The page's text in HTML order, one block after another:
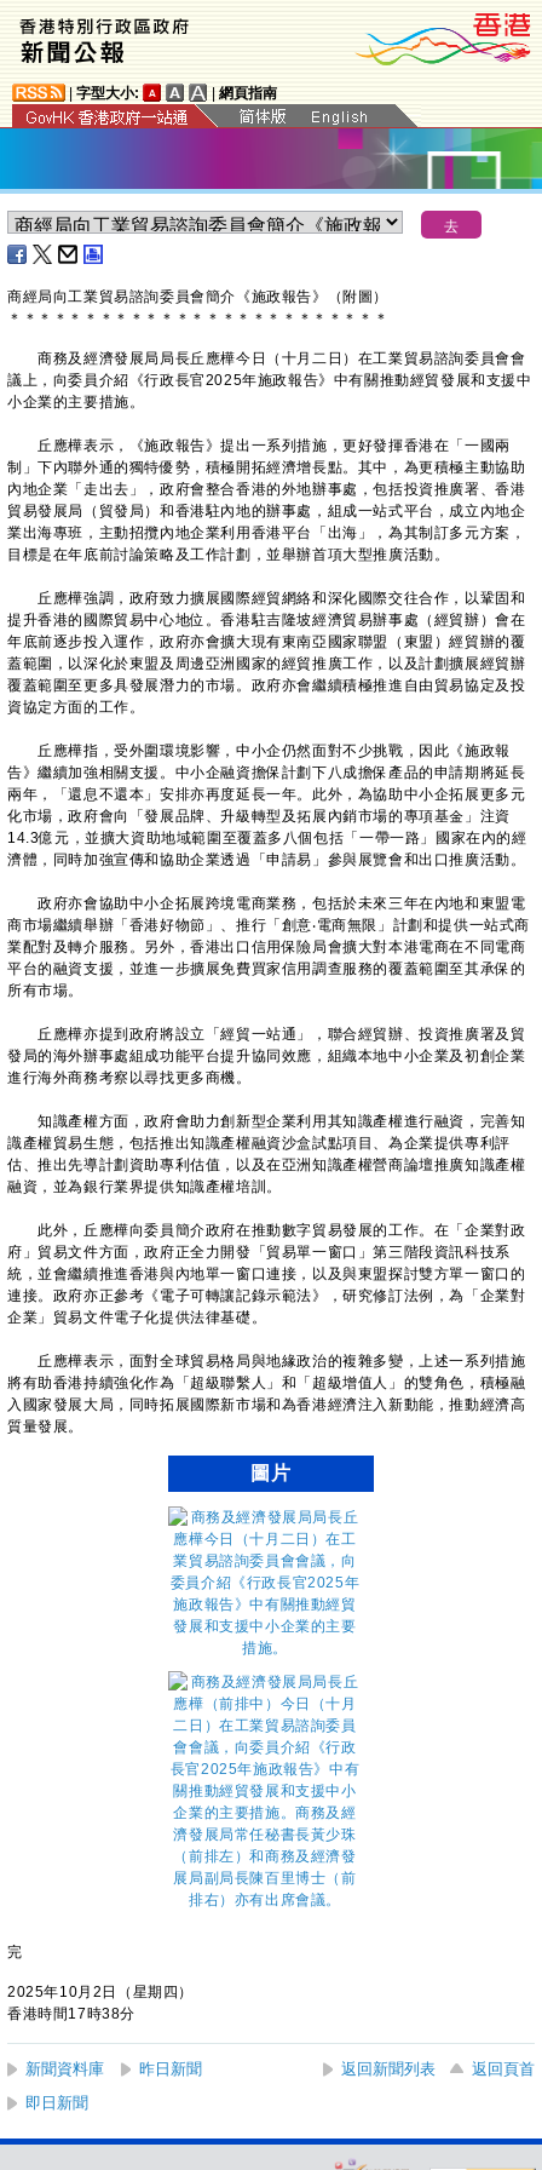
字型大小: 網頁指南
商經局向工業貿易諮詢委員會簡介《施政報告》（附圖）
＊ ＊ ＊ ＊ ＊ ＊ ＊ ＊ ＊ ＊ ＊ ＊ ＊ ＊ ＊ ＊ ＊ ＊ ＊ ＊ ＊ ＊ ＊ ＊ ＊
商務及經濟發展局局長丘應樺今日（十月二日）在工業貿易諮詢委員會會
議上，向委員介紹《行政長官2025年施政報告》中有關推動經貿發展和支援中
小企業的主要措施。
丘應樺表示，《施政報告》提出一系列措施，更好發揮香港在「一國兩
制」下內聯外通的獨特優勢，積極開拓經濟增長點。其中，為更積極主動協助
內地企業「走出去」，政府會整合香港的外地辦事處，包括投資推廣署、香港
貿易發展局（貿發局）和香港駐內地的辦事處，組成一站式平台，成立內地企
業出海專班，主動招攬內地企業利用香港平台「出海」，為其制訂多元方案，
目標是在年底前討論策略及工作計劃，並舉辦首項大型推廣活動。
丘應樺強調，政府致力擴展國際經貿網絡和深化國際交往合作，以鞏固和
提升香港的國際貿易中心地位。香港駐吉隆坡經濟貿易辦事處（經貿辦）會在
年底前逐步投入運作，政府亦會擴大現有東南亞國家聯盟（東盟）經貿辦的覆
蓋範圍，以深化於東盟及周邊亞洲國家的經貿推廣工作，以及計劃擴展經貿辦
覆蓋範圍至更多具發展潛力的市場。政府亦會繼續積極推進自由貿易協定及投
資協定方面的工作。
丘應樺指，受外圍環境影響，中小企仍然面對不少挑戰，因此《施政報
告》繼續加強相關支援。中小企融資擔保計劃下八成擔保產品的申請期將延長
兩年，「還息不還本」安排亦再度延長一年。此外，為協助中小企拓展更多元
化市場，政府會向「發展品牌、升級轉型及拓展內銷市場的專項基金」注資
14.3億元，並擴大資助地域範圍至覆蓋多八個包括「一帶一路」國家在內的經
濟體，同時加強宣傳和協助企業透過「申請易」參與展覽會和出口推廣活動。
政府亦會協助中小企拓展跨境電商業務，包括於未來三年在內地和東盟電
商市場繼續舉辦「香港好物節」、推行「創意‧電商無限」計劃和提供一站式商
業配對及轉介服務。另外，香港出口信用保險局會擴大對本港電商在不同電商
平台的融資支援，並進一步擴展免費買家信用調查服務的覆蓋範圍至其承保的
所有市場。
丘應樺亦提到政府將設立「經貿一站通」，聯合經貿辦、投資推廣署及貿
發局的海外辦事處組成功能平台提升協同效應，組織本地中小企業及初創企業
進行海外商務考察以尋找更多商機。
知識產權方面，政府會助力創新型企業利用其知識產權進行融資，完善知
識產權貿易生態，包括推出知識產權融資沙盒試點項目、為企業提供專利評
估、推出先導計劃資助專利估值，以及在亞洲知識產權營商論壇推廣知識產權
融資，並為銀行業界提供知識產權培訓。
此外，丘應樺向委員簡介政府在推動數字貿易發展的工作。在「企業對政
府」貿易文件方面，政府正全力開發「貿易單一窗口」第三階段資訊科技系
統，並會繼續推進香港與內地單一窗口連接，以及與東盟探討雙方單一窗口的
連接。政府亦正參考《電子可轉讓記錄示範法》，研究修訂法例，為「企業對
企業」貿易文件電子化提供法律基礎。
丘應樺表示，面對全球貿易格局與地緣政治的複雜多變，上述一系列措施
將有助香港持續強化作為「超級聯繫人」和「超級增值人」的雙角色，積極融
入國家發展大局，同時拓展國際新市場和為香港經濟注入新動能，推動經濟高
質量發展。
圖片
完
2025年10月2日（星期四）
香港時間17時38分
新聞資料庫 昨日新聞 返回新聞列表
返回頁首
即日新聞